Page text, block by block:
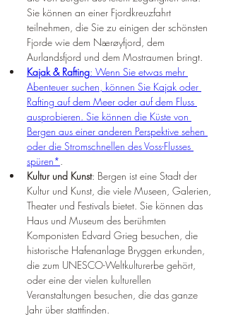
Sie können an einer Fjordkreuzfahrt
teilnehmen, die Sie zu einigen der schönsten
Fjorde wie dem Nærøyfjord, dem
Aurlandsfjord und dem Mostraumen bringt.
Kajak & Rafting: Wenn Sie etwas mehr
Abenteuer suchen, können Sie Kajak oder
Rafting auf dem Meer oder auf dem Fluss
ausprobieren. Sie können die Küste von
Bergen aus einer anderen Perspektive sehen
oder die Stromschnellen des Voss-Flusses
spüren*
Kultur und Kunst: Bergen ist eine Stadt der
Kultur und Kunst, die viele Museen, Galerien,
Theater und Festivals bietet. Sie können das
Haus und Museum des berühmten
Komponisten Edvard Grieg besuchen, die
historische Hafenanlage Bryggen erkunden,
die zum UNESCO-Weltkulturerbe gehört,
oder eine der vielen kulturellen
Veranstaltungen besuchen, die das ganze
Jahr über stattfinden.